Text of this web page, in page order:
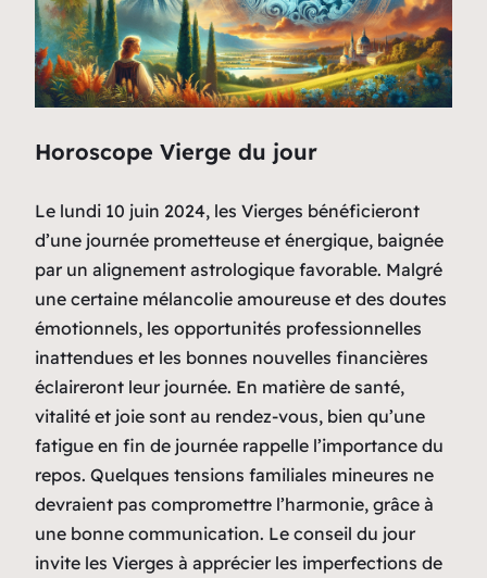
Horoscope Vierge du jour
Le lundi 10 juin 2024, les Vierges bénéficieront
d’une journée prometteuse et énergique, baignée
par un alignement astrologique favorable. Malgré
une certaine mélancolie amoureuse et des doutes
émotionnels, les opportunités professionnelles
inattendues et les bonnes nouvelles financières
éclaireront leur journée. En matière de santé,
vitalité et joie sont au rendez-vous, bien qu’une
fatigue en fin de journée rappelle l’importance du
repos. Quelques tensions familiales mineures ne
devraient pas compromettre l’harmonie, grâce à
une bonne communication. Le conseil du jour
invite les Vierges à apprécier les imperfections de